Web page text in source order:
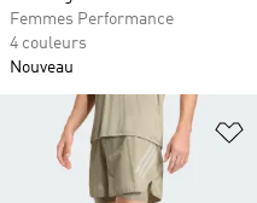
Femmes Performance
4 couleurs
Nouveau